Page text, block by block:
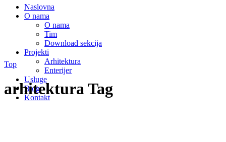
Naslovna
O nama
O nama
Tim
Download sekcija
Projekti
Arhitektura
Enterijer
Usluge
Blog
Kontakt
Top
arhitektura Tag